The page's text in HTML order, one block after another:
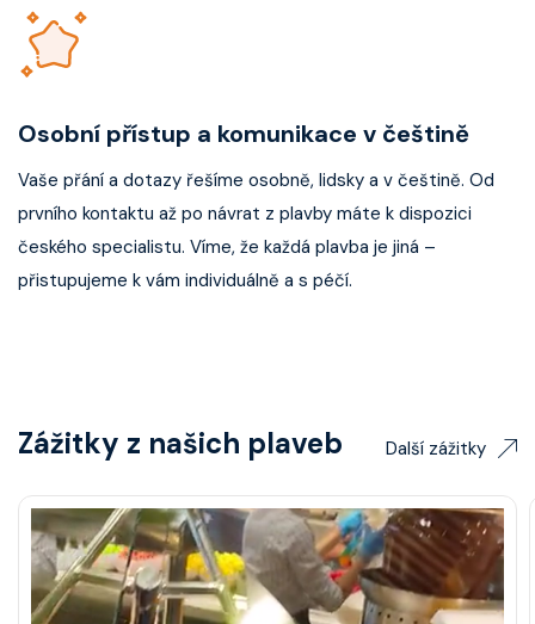
Osobní přístup a komunikace v češtině
Vaše přání a dotazy řešíme osobně, lidsky a v češtině. Od
prvního kontaktu až po návrat z plavby máte k dispozici
českého specialistu. Víme, že každá plavba je jiná –
přistupujeme k vám individuálně a s péčí.
Zážitky z našich plaveb Další zážitky